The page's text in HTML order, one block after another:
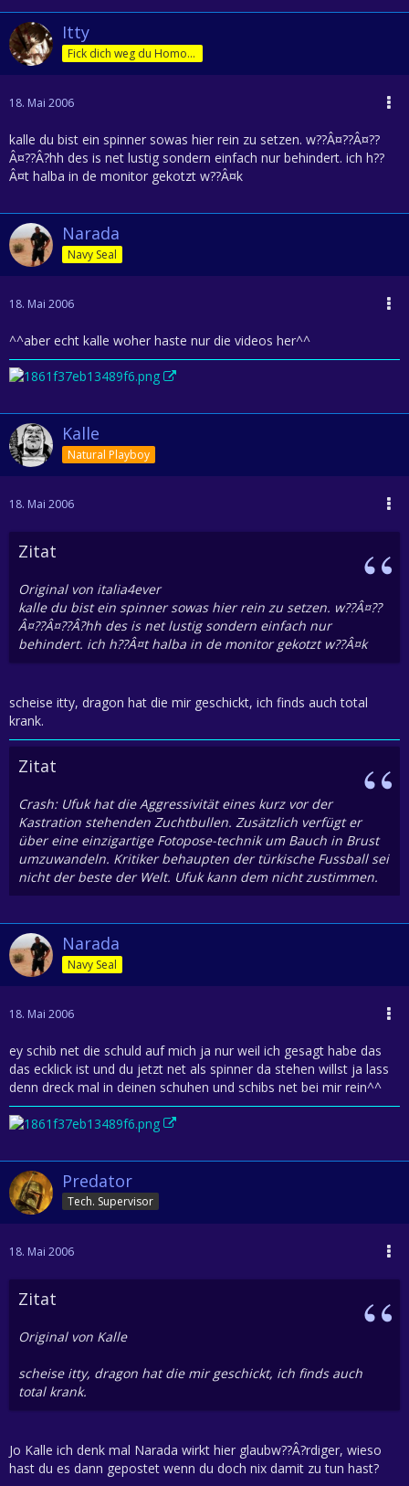
Itty
Fick dich weg du Homofürst
18. Mai 2006
kalle du bist ein spinner sowas hier rein zu setzen. w??Â¤??Â¤??
Â¤??Â?hh des is net lustig sondern einfach nur behindert. ich h??
Â¤t halba in de monitor gekotzt w??Â¤k
Narada
Navy Seal
18. Mai 2006
^^aber echt kalle woher haste nur die videos her^^
Kalle
Natural Playboy
18. Mai 2006
Zitat
Original von italia4ever
kalle du bist ein spinner sowas hier rein zu setzen. w??Â¤??
Â¤??Â¤??Â?hh des is net lustig sondern einfach nur
behindert. ich h??Â¤t halba in de monitor gekotzt w??Â¤k
scheise itty, dragon hat die mir geschickt, ich finds auch total
krank.
Zitat
Crash: Ufuk hat die Aggressivität eines kurz vor der
Kastration stehenden Zuchtbullen. Zusätzlich verfügt er
über eine einzigartige Fotopose-technik um Bauch in Brust
umzuwandeln. Kritiker behaupten der türkische Fussball sei
nicht der beste der Welt. Ufuk kann dem nicht zustimmen.
Narada
Navy Seal
18. Mai 2006
ey schib net die schuld auf mich ja nur weil ich gesagt habe das
das ecklick ist und du jetzt net als spinner da stehen willst ja lass
denn dreck mal in deinen schuhen und schibs net bei mir rein^^
Predator
Tech. Supervisor
18. Mai 2006
Zitat
Original von Kalle
scheise itty, dragon hat die mir geschickt, ich finds auch
total krank.
Jo Kalle ich denk mal Narada wirkt hier glaubw??Â?rdiger, wieso
hast du es dann gepostet wenn du doch nix damit zu tun hast?